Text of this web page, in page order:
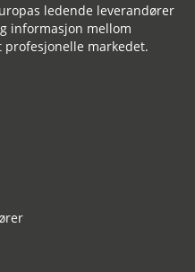
ledende leverandører
informasjon mellom
markedet.